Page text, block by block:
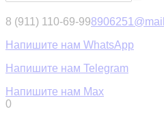
8 (911) 110-69-99
Напишите нам WhatsApp
Напишите нам Telegram
Напишите нам Max
0